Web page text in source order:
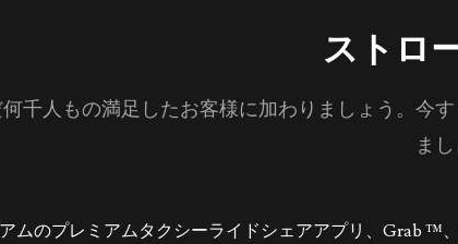
ストロ
千人もの満足したお客様に加わりましょう。今
まし
ムのプレミアムタクシーライドシェアアプリ、Grab